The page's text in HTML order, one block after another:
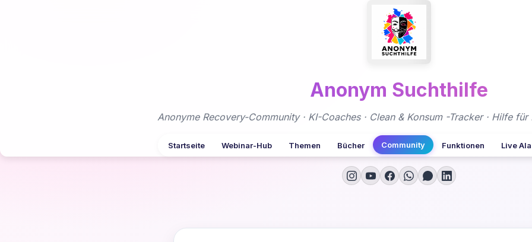
Anonym Suchthilfe
Anonyme Recovery-Community · KI-Coaches · Clean & Konsum -Tracker · Hilfe
Startseite Webinar-Hub Themen Bücher Community Funktionen Live